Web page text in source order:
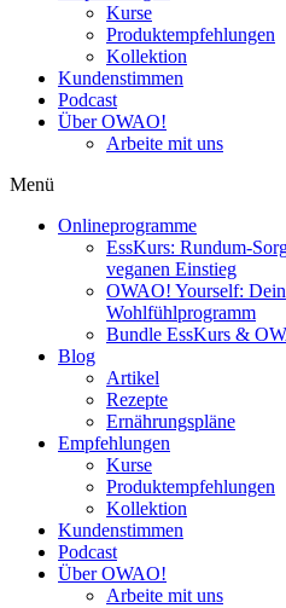
Kurse
Produktempfehlungen
Kollektion
Kundenstimmen
Podcast
Über OWAO!
Arbeite mit uns
Menü
Onlineprogramme
EssKurs: Rundum-
veganen Einstieg
OWAO! Yourself:
Wohlfühlprogramm
Bundle EssKurs &
Blog
Artikel
Rezepte
Ernährungspläne
Empfehlungen
Kurse
Produktempfehlungen
Kollektion
Kundenstimmen
Podcast
Über OWAO!
Arbeite mit uns